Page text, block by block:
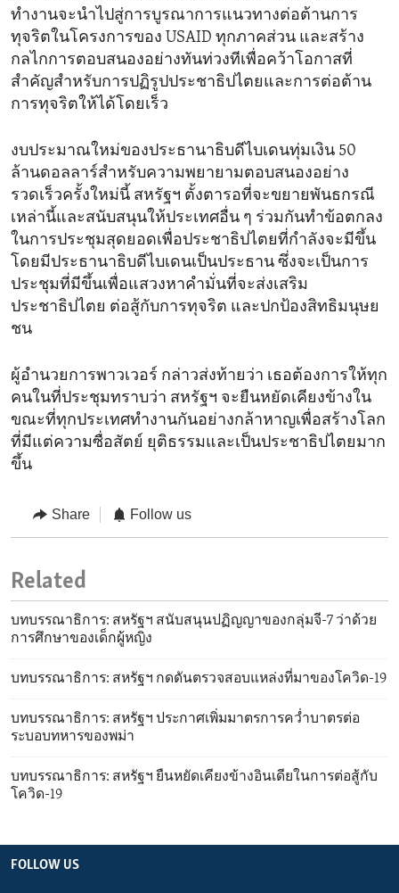
ทำงานจะนำไปสู่การบูรณาการแนวทางต่อต้านการ
ทุจริตในโครงการของ USAID ทุกภาคส่วน และสร้าง
กลไกการตอบสนองอย่างทันท่วงทีเพื่อคว้าโอกาสที่
สำคัญสำหรับการปฏิรูปประชาธิปไตยและการต่อต้าน
การทุจริตให้ได้โดยเร็ว
งบประมาณใหม่ของประธานาธิบดีไบเดนทุ่มเงิน 50
ล้านดอลลาร์สำหรับความพยายามตอบสนองอย่าง
รวดเร็วครั้งใหม่นี้ สหรัฐฯ ตั้งตารอที่จะขยายพันธกรณี
เหล่านี้และสนับสนุนให้ประเทศอื่น ๆ ร่วมกันทำข้อตกลง
ในการประชุมสุดยอดเพื่อประชาธิปไตยที่กำลังจะมีขึ้น
โดยมีประธานาธิบดีไบเดนเป็นประธาน ซึ่งจะเป็นการ
ประชุมที่มีขึ้นเพื่อแสวงหาคำมั่นที่จะส่งเสริม
ประชาธิปไตย ต่อสู้กับการทุจริต และปกป้องสิทธิมนุษย
ชน
ผู้อำนวยการพาวเวอร์ กล่าวส่งท้ายว่า เธอต้องการให้ทุก
คนในที่ประชุมทราบว่า สหรัฐฯ จะยืนหยัดเคียงข้างใน
ขณะที่ทุกประเทศทำงานกันอย่างกล้าหาญเพื่อสร้างโลก
ที่มีแต่ความซื่อสัตย์ ยุติธรรมและเป็นประชาธิปไตยมาก
ขึ้น
Share Follow us
Related
บทบรรณาธิการ: สหรัฐฯ สนับสนุนปฏิญญาของกลุ่มจี-7 ว่าด้วย
การศึกษาของเด็กผู้หญิง
บทบรรณาธิการ: สหรัฐฯ กดดันตรวจสอบแหล่งที่มาของโควิด-19
บทบรรณาธิการ: สหรัฐฯ ประกาศเพิ่มมาตรการคว่ำบาตรต่อ
ระบอบทหารของพม่า
บทบรรณาธิการ: สหรัฐฯ ยืนหยัดเคียงข้างอินเดียในการต่อสู้กับ
โควิด-19
FOLLOW US